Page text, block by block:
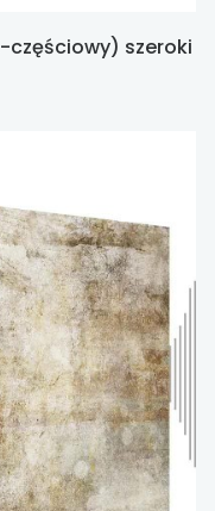
częściowy) szeroki